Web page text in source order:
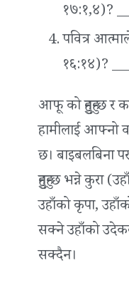
१७:१,४)?
पवित्र
१६:१४)?
आफू को हुनुहुन्छ र
हामीलाई आफ्नो
छ। बाइबलबिना
हुनुहुन्छ भन्ने कुरा
उहाँको कृपा,
सक्ने उहाँको
सक्दैन।